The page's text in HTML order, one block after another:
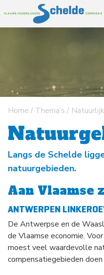
Home / Thema’s /
Langs de Schelde
natuurgebieden.
Aan Vlaamse
ANTWERPEN
De Antwerpse en de
de Vlaamse economie.
moest veel waardevolle
compensatiegebieden